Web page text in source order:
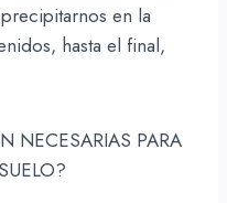
en la
hasta el final,
NECESARIAS PARA